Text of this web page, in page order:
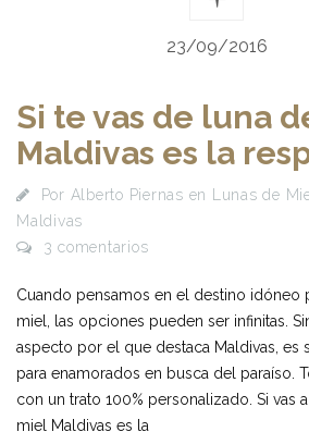
23/09/2016
Si te vas de luna
Maldivas es la
Por Alberto Piernas en Lunas de
Maldivas
3 comentarios
Cuando pensamos en el destino idóneo
miel, las opciones pueden ser infinitas.
aspecto por el que destaca Maldivas, es
para enamorados en busca del paraíso.
con un trato 100% personalizado. Si vas
miel Maldivas es la